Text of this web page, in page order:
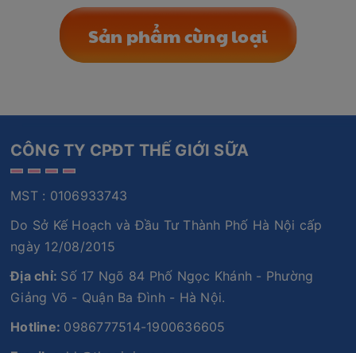
Sản phẩm cùng loại
CÔNG TY CPĐT THẾ GIỚI SỮA
MST : 0106933743
Do Sở Kế Hoạch và Đầu Tư Thành Phố Hà Nội cấp
ngày 12/08/2015
Địa chỉ: Số 17 Ngõ 84 Phố Ngọc Khánh - Phường
Giảng Võ - Quận Ba Đình - Hà Nội.
Hotline: 0986777514-1900636605